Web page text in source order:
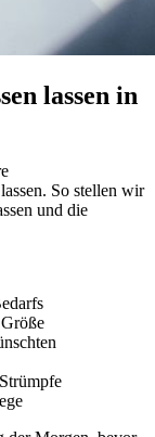
lassen in
So stellen wir
und die